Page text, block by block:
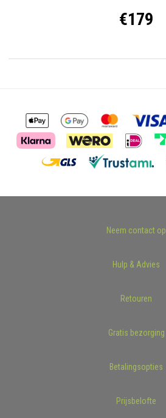
€179
Neem contact op
Hulp & Advies
Retouren
Gratis bezorging
Betalingsopties
Prijsbelofte